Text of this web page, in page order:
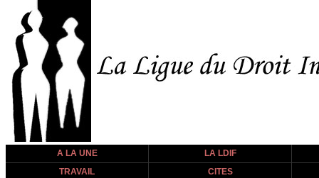
A LA UNE
LA LDIF
TRAVAIL
CITES